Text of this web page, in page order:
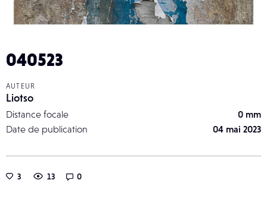
040523
AUTEUR
Liotso
Distance focale
0 mm
Date de publication
04 mai 2023
3 13 0